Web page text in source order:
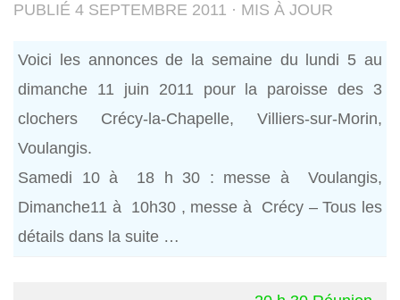
PUBLIÉ 4 SEPTEMBRE 2011 · MIS À JOUR
Voici les annonces de la semaine du lundi 5 au
dimanche 11 juin 2011 pour la paroisse des 3
clochers Crécy-la-Chapelle, Villiers-sur-Morin,
Voulangis.
Samedi 10 à 18 h 30 : messe à Voulangis,
Dimanche11 à 10h30 , messe à Crécy – Tous les
détails dans la suite …